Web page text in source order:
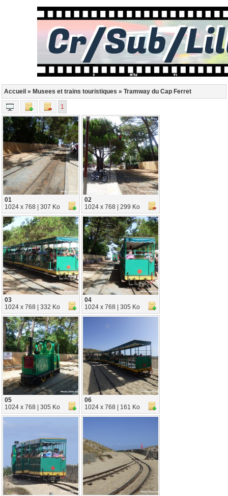
Accueil » Musees et trains touristiques » Tramway du Cap Ferret
1
01
1024 x 768 | 307 Ko
02
1024 x 768 | 299 Ko
03
1024 x 768 | 332 Ko
04
1024 x 768 | 305 Ko
05
1024 x 768 | 305 Ko
06
1024 x 768 | 161 Ko